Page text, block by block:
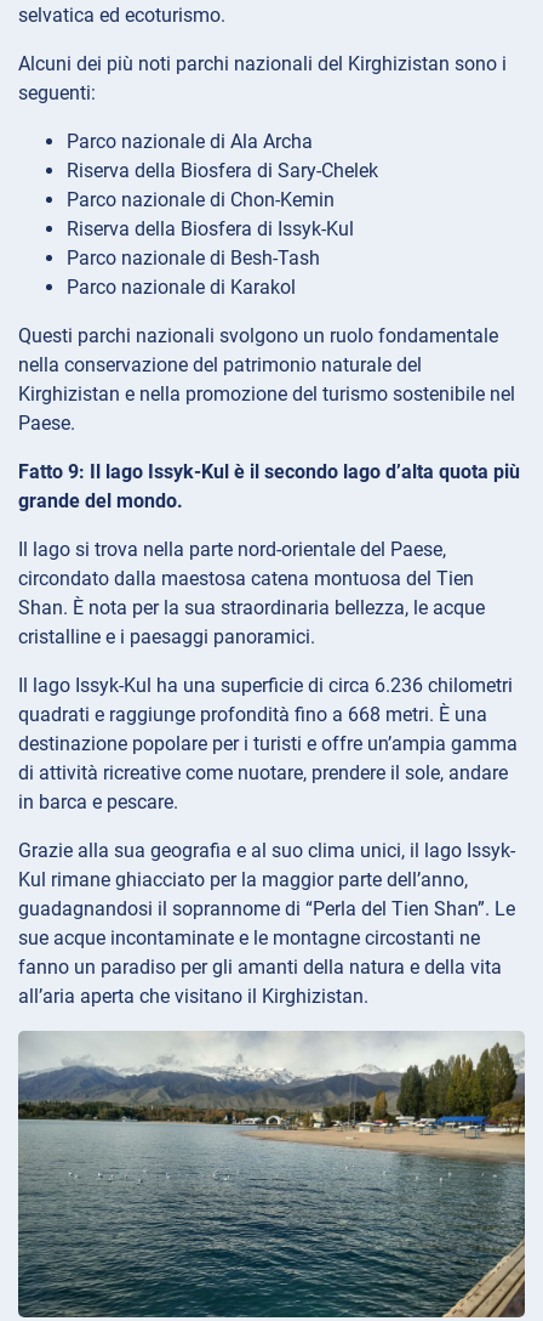
selvatica ed ecoturismo.
Alcuni dei più noti parchi nazionali del Kirghizistan sono i
seguenti:
Parco nazionale di Ala Archa
Riserva della Biosfera di Sary-Chelek
Parco nazionale di Chon-Kemin
Riserva della Biosfera di Issyk-Kul
Parco nazionale di Besh-Tash
Parco nazionale di Karakol
Questi parchi nazionali svolgono un ruolo fondamentale
nella conservazione del patrimonio naturale del
Kirghizistan e nella promozione del turismo sostenibile nel
Paese.
Fatto 9: Il lago Issyk-Kul è il secondo lago d’alta quota più
grande del mondo.
Il lago si trova nella parte nord-orientale del Paese,
circondato dalla maestosa catena montuosa del Tien
Shan. È nota per la sua straordinaria bellezza, le acque
cristalline e i paesaggi panoramici.
Il lago Issyk-Kul ha una superficie di circa 6.236 chilometri
quadrati e raggiunge profondità fino a 668 metri. È una
destinazione popolare per i turisti e offre un’ampia gamma
di attività ricreative come nuotare, prendere il sole, andare
in barca e pescare.
Grazie alla sua geografia e al suo clima unici, il lago Issyk-
Kul rimane ghiacciato per la maggior parte dell’anno,
guadagnandosi il soprannome di “Perla del Tien Shan”. Le
sue acque incontaminate e le montagne circostanti ne
fanno un paradiso per gli amanti della natura e della vita
all’aria aperta che visitano il Kirghizistan.